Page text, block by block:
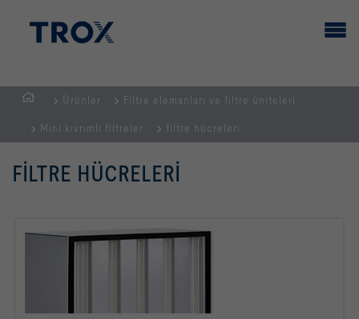
SAYFASI
Ürünler Filtre elemanları ve filtre üniteleri
Mini kıvrımlı filtreler filtre hücreleri
FILTRE HÜCRELERI